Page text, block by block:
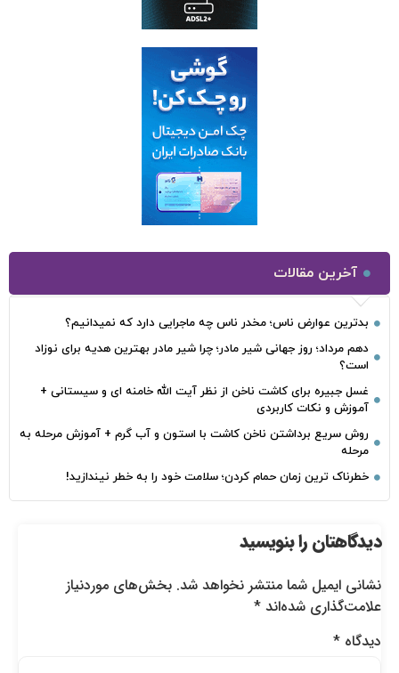
آخرین مقالات
بدترین عوارض ناس؛ مخدر ناس چه ماجرایی دارد که نمیدانیم؟
دهم مرداد؛ روز جهانی شیر مادر؛ چرا شیر مادر بهترین هدیه برای نوزاد
است؟
غسل جبیره برای کاشت ناخن از نظر آیت الله خامنه ای و سیستانی +
آموزش و نکات کاربردی
روش سریع برداشتن ناخن کاشت با استون و آب گرم + آموزش مرحله به
مرحله
خطرناک‌ ترین زمان‌ حمام کردن؛ سلامت خود را به خطر نیندازید!
دیدگاهتان را بنویسید
نشانی ایمیل شما منتشر نخواهد شد. بخش‌های موردنیاز
علامت‌گذاری شده‌اند*
دیدگاه*